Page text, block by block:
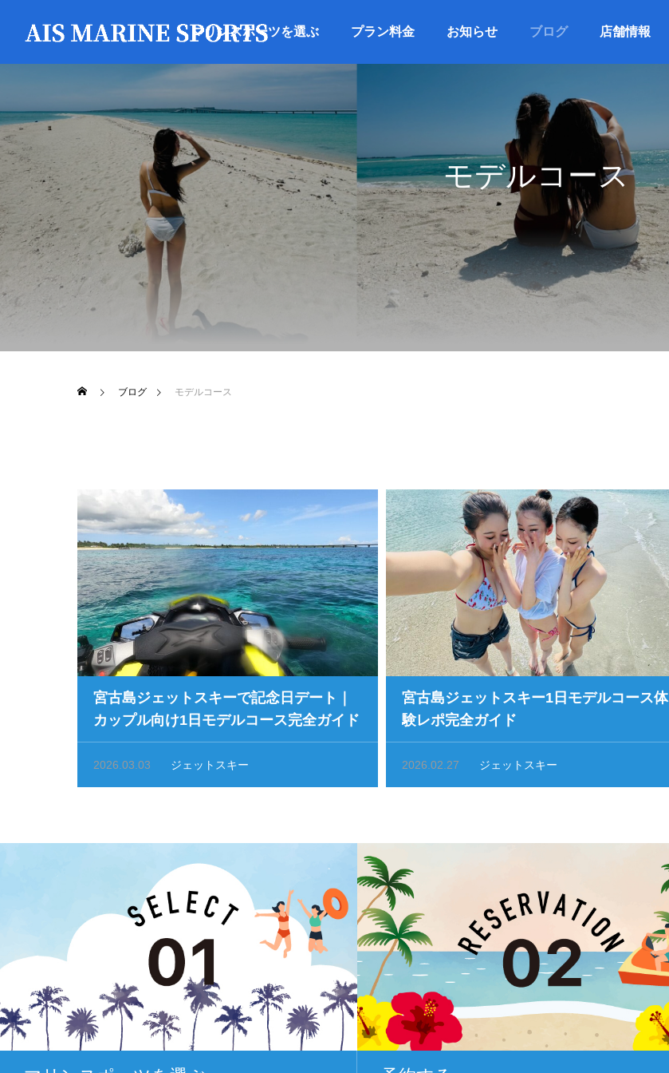
マリンスポーツを選ぶ プラン料金 お知らせ ブログ 店舗情報
モデルコース
ブログ モデルコース
宮古島ジェットスキーで記念日デート｜
カップル向け1日モデルコース完全ガイド
2026.03.03 ジェットスキー
宮古島ジェットスキー1日モデルコース体
験レポ完全ガイド
2026.02.27 ジェットスキー